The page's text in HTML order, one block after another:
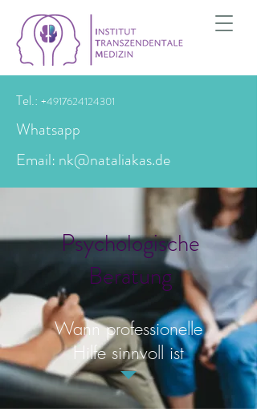
Tel.: +4917624124301
Whatsapp
Email: nk@nataliakas.de
Psychologische
Beratung
Wann professionelle
Hilfe sinnvoll ist